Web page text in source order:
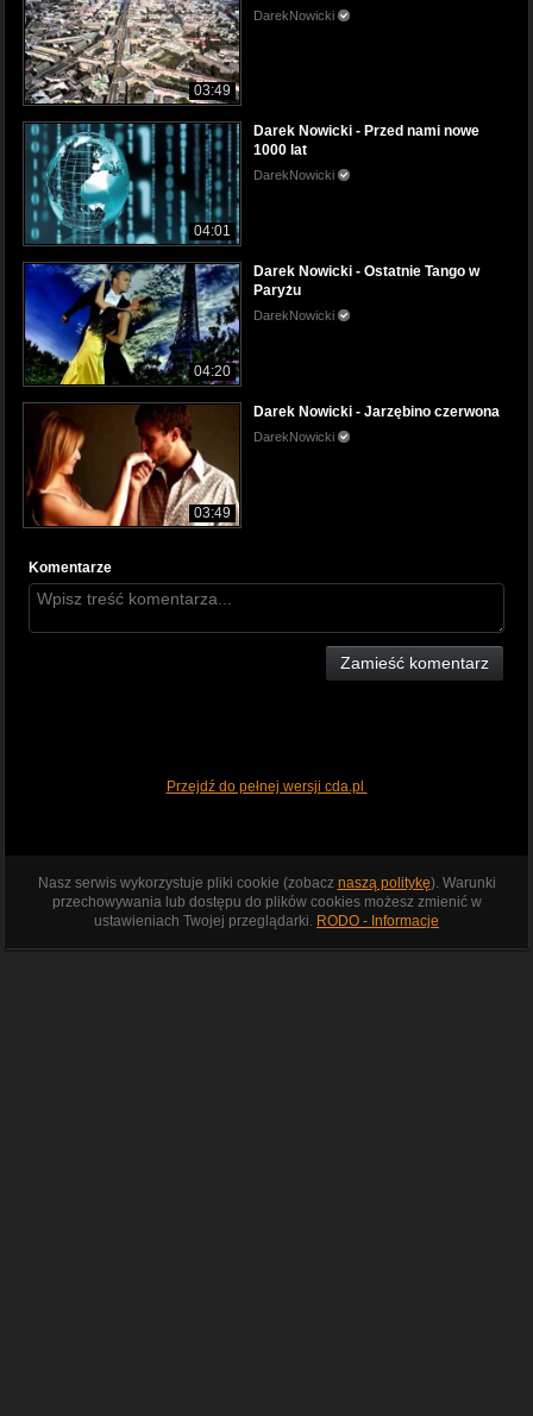
03:49
DarekNowicki
04:01
Darek Nowicki - Przed nami nowe
1000 lat
DarekNowicki
04:20
Darek Nowicki - Ostatnie Tango w
Paryżu
DarekNowicki
03:49
Darek Nowicki - Jarzębino czerwona
DarekNowicki
Komentarze
Zamieść komentarz
Przejdź do pełnej wersji cda.pl
Nasz serwis wykorzystuje pliki cookie (zobacz naszą politykę). Warunki
przechowywania lub dostępu do plików cookies możesz zmienić w
ustawieniach Twojej przeglądarki. RODO - Informacje